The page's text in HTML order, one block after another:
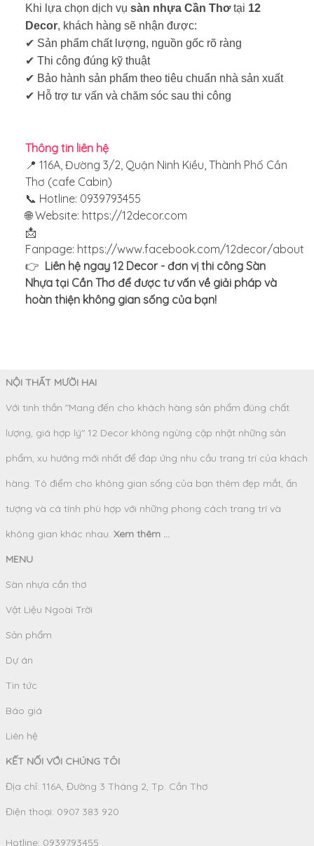
Khi lựa chọn dịch vụ sàn nhựa Cần Thơtại 12
Decor, khách hàng sẽ nhận được:
✔ Sản phẩm chất lượng, nguồn gốc rõ ràng
✔ Thi công đúng kỹ thuật
✔ Bảo hành sản phẩm theo tiêu chuẩn nhà sản xuất
✔ Hỗ trợ tư vấn và chăm sóc sau thi công
Thông tin liên hệ
📍 116A, Đường 3/2, Quận Ninh Kiều, Thành Phố Cần
Thơ (cafe Cabin)
📞 Hotline: 0939793455
🌐 Website: https://12decor.com
📩
Fanpage: https://www.facebook.com/12decor/about
👉 Liên hệ ngay 12 Decor - đơn vị thi công Sàn
Nhựa tại Cần Thơ để được tư vấn về giải pháp và
hoàn thiện không gian sống của bạn!
NỘI THẤT MƯỜI HAI
Với tinh thần "Mang đến cho khách hàng sản phẩm đúng chất
lượng, giá hợp lý" 12 Decor không ngừng cập nhật những sản
phẩm, xu hướng mới nhất để đáp ứng nhu cầu trang trí của khách
hàng. Tô điểm cho không gian sống của bạn thêm đẹp mắt, ấn
tượng và cá tính phù hợp với những phong cách trang trí và
không gian khác nhau. Xem thêm ...
MENU
Sàn nhựa cần thơ
Vật Liệu Ngoài Trời
Sản phẩm
Dự án
Tin tức
Báo giá
Liên hệ
KẾT NỐI VỚI CHÚNG TÔI
Địa chỉ: 116A, Đường 3 Tháng 2, Tp. Cần Thơ
Điện thoại: 0907 383 920
Hotline: 0939793455